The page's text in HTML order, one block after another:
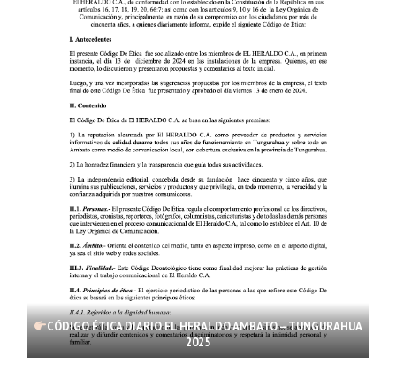
CÓDIGO ÉTICA DIARIO EL HERALDO AMBATO – TUNGURAHUA
2025